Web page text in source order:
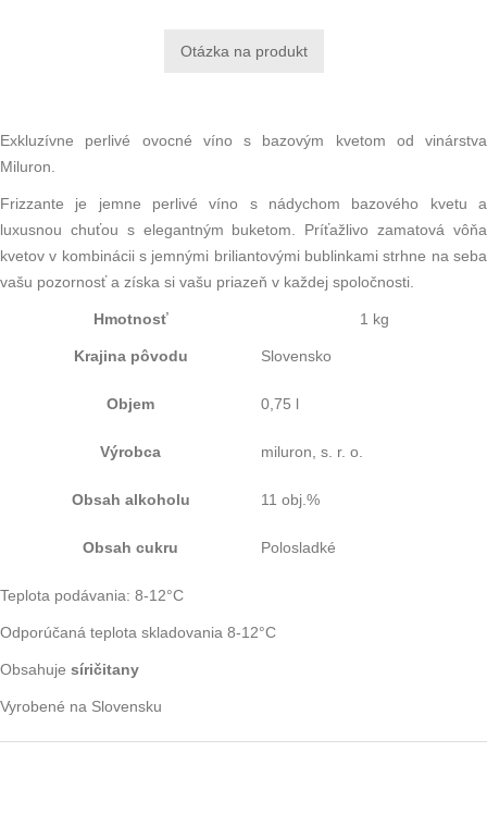
Exkluzívne perlivé ovocné víno s bazovým kvetom od vinárstva
Miluron.
Frizzante je jemne perlivé víno s nádychom bazového kvetu a
luxusnou chuťou s elegantným buketom. Príťažlivo zamatová vôňa
kvetov v kombinácii s jemnými briliantovými bublinkami strhne na seba
vašu pozornosť a získa si vašu priazeň v každej spoločnosti.
Hmotnosť 1 kg
Krajina pôvodu Slovensko
Objem 0,75 l
Výrobca miluron, s. r. o.
Obsah alkoholu 11 obj.%
Obsah cukru Polosladké
Teplota podávania: 8-12°C
Odporúčaná teplota skladovania 8-12°C
Obsahuje síričitany
Vyrobené na Slovensku